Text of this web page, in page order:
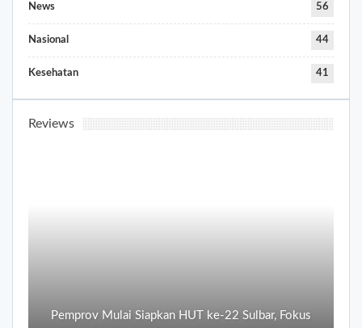
News 56
Nasional 44
Kesehatan 41
Reviews
Pemprov Mulai Siapkan HUT ke-22 Sulbar, Fokus